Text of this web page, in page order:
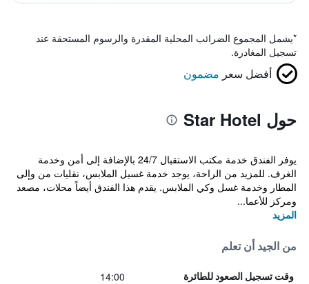
*يشمل المجموع الضرائب المحلية المقدرة والرسوم المستحقة عند
تسجيل المغادرة.
أفضل سعر مضمون
حول Star Hotel
يوفر الفندق خدمة مكتب الاستقبال 24/7 بالإضافة إلى أمن وخدمة
الغرف. للمزيد من الراحة، يوجد خدمة غسيل الملابس، نقليات من وإلى
المطار وخدمة غسل وكي الملابس. يقدم هذا الفندق أيضاً محلات، مصعد
ومركز للأعما...
المزيد
من الجيد أن تعلم
وقت تسجيل الصعود للطائرة 14:00